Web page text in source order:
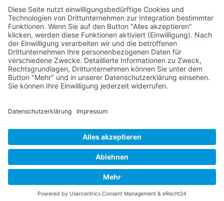
Verfügbarkeit/Verträglichkeit
Rechtliches
Widerrufsrecht und Widerrufsformular
Impressum
Datenschutzerklärung
Cookie-Einstellungen
AGB
Streitbeilegungsstelle
Vertrag widerrufen